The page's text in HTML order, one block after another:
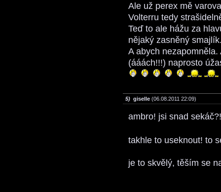
Ale už perex mě
Volterru tedy
Teď to ale hážu za
nějaký zasněný
A abych
(ááách!!!) naprosto
5) giselle (06.08.2011 22:09)
ambro! jsi snad sekáč?!
takhle to useknout! to
je to skvělý, těším se